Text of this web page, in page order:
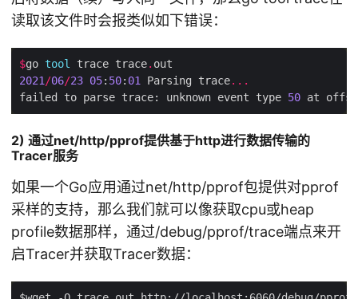
读取该文件时会报类似如下错误：
$go tool trace trace.
2021/06/23 05: 50: 01 Parsing trace...
failed to parse trace: unknown event type 50 at
2) 通过net/http/pprof提供基于http进行数据传输的
Tracer服务
如果一个Go应用通过net/http/pprof包提供对pprof
采样的支持，那么我们就可以像获取cpu或heap
profile数据那样，通过/debug/pprof/trace端点来开
启Tracer并获取Tracer数据：